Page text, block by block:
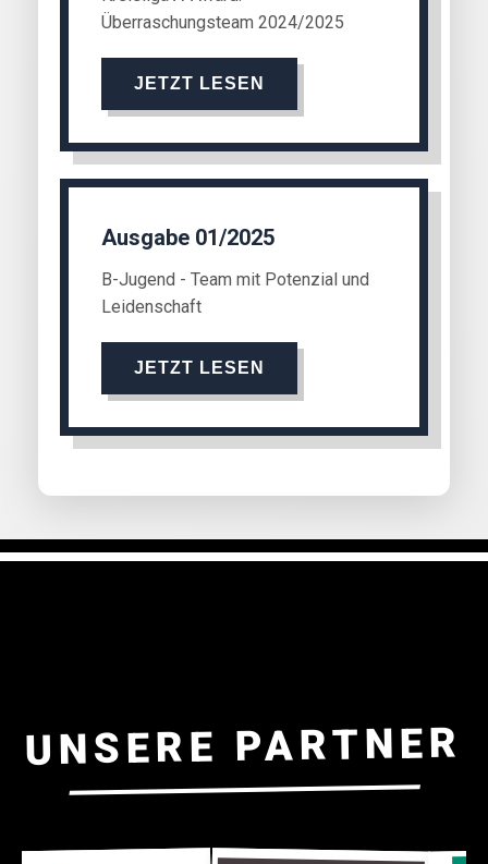
Überraschungsteam 2024/2025
JETZT LESEN
Ausgabe 01/2025
B-Jugend - Team mit Potenzial und
Leidenschaft
JETZT LESEN
UNSERE PARTNER